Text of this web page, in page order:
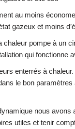
au moins
gazeux et moins
chaleur pompe à un
qui fonctionne
enterrés à
le bon paramètres
nous avons
utiles et tenir